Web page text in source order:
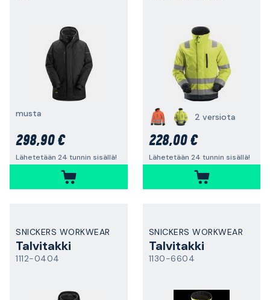
musta
298,90 €
Lähetetään 24 tunnin sisällä!
2 versiota
228,00 €
Lähetetään 24 tunnin sisällä!
SNICKERS WORKWEAR
Talvitakki
1112-0404
SNICKERS WORKWEAR
Talvitakki
1130-6604